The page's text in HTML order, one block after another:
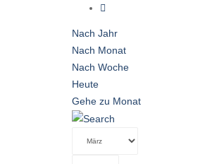
Nach Jahr
Nach Monat
Nach Woche
Heute
Gehe zu Monat